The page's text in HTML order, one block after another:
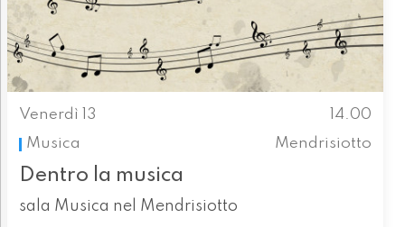
Venerdì 13
14.00
Musica
Mendrisiotto
Dentro la musica
sala Musica nel Mendrisiotto